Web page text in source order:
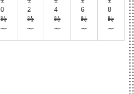
0
時
～
2
時
～
4
時
～
6
時
～
8
時
～